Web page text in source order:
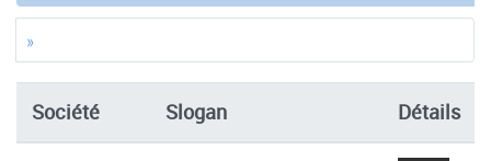
»
Société Slogan Détails